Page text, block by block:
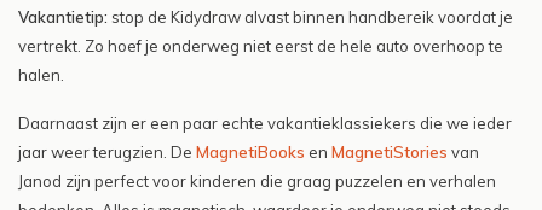
Vakantietip: stop de Kidydraw alvast binnen handbereik voordat je
vertrekt. Zo hoef je onderweg niet eerst de hele auto overhoop te
halen.
Daarnaast zijn er een paar echte vakantieklassiekers die we ieder
jaar weer terugzien. De MagnetiBooks en MagnetiStories van
Janod zijn perfect voor kinderen die graag puzzelen en verhalen